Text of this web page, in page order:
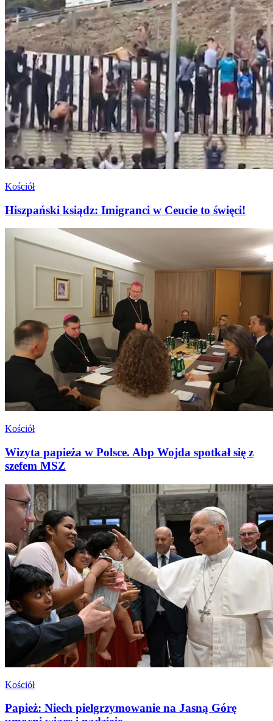
Kościół
Hiszpański ksiądz: Imigranci w Ceucie to święci!
Kościół
Wizyta papieża w Polsce. Abp Wojda spotkał się z
szefem MSZ
Kościół
Papież: Niech pielgrzymowanie na Jasną Górę